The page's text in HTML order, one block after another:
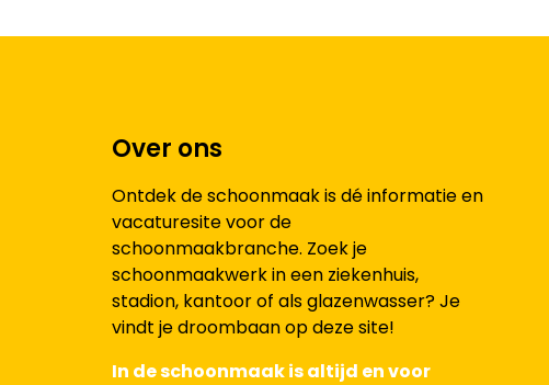
Over ons
Ontdek de schoonmaak is dé informatie en
vacaturesite voor de
schoonmaakbranche. Zoek je
schoonmaakwerk in een ziekenhuis,
stadion, kantoor of als glazenwasser? Je
vindt je droombaan op deze site!
In de schoonmaak is altijd en voor